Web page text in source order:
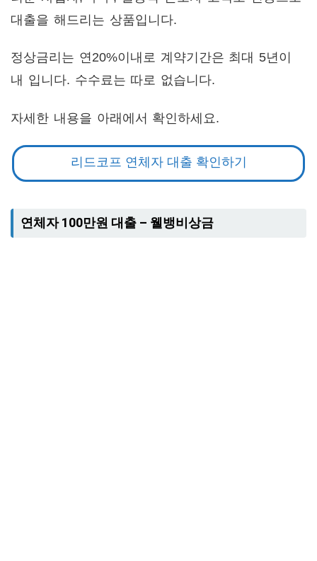
대출을 해드리는 상품입니다.
정상금리는 연20%이내로 계약기간은 최대 5년이
내 입니다. 수수료는 따로 없습니다.
자세한 내용을 아래에서 확인하세요.
리드코프 연체자 대출 확인하기
연체자 100만원 대출 – 웰뱅비상금